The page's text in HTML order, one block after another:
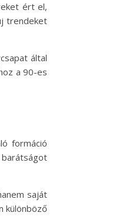
ért el,
trendeket
által
a 90-es
formáció
saját
különböző